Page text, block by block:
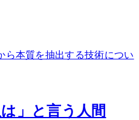
ら本質を抽出する技術につい
」と言う人間